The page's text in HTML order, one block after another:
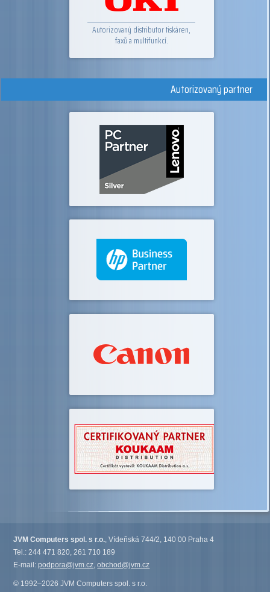
Autorizovaný distributor tiskáren,
faxů a multifunkcí.
Autorizovaný partner
JVM Computers spol. s r.o., Vídeňská 744/2, 140 00 Praha 4
Tel.: 244 471 820, 261 710 189
E-mail:podpora@jvm.cz,obchod@jvm.cz
© 1992–2026 JVM Computers spol. s r.o.